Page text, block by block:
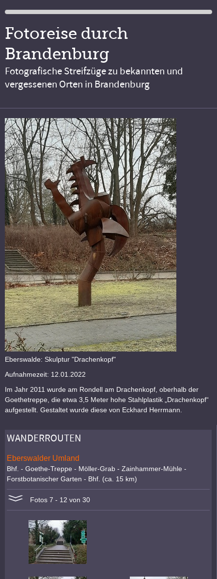
Fotoreise durch
Brandenburg
Fotografische Streifzüge zu bekannten und
vergessenen Orten in Brandenburg
Eberswalde: Skulptur "Drachenkopf"
Aufnahmezeit: 12.01.2022
Im Jahr 2011 wurde am Rondell am Drachenkopf, oberhalb der
Goethetreppe, die etwa 3,5 Meter hohe Stahlplastik „Drachenkopf“
aufgestellt. Gestaltet wurde diese von Eckhard Herrmann.
WANDERROUTEN
Eberswalder Umland
Bhf. - Goethe-Treppe - Möller-Grab - Zainhammer-Mühle -
Forstbotanischer Garten - Bhf. (ca. 15 km)
Fotos 7 - 12 von 30